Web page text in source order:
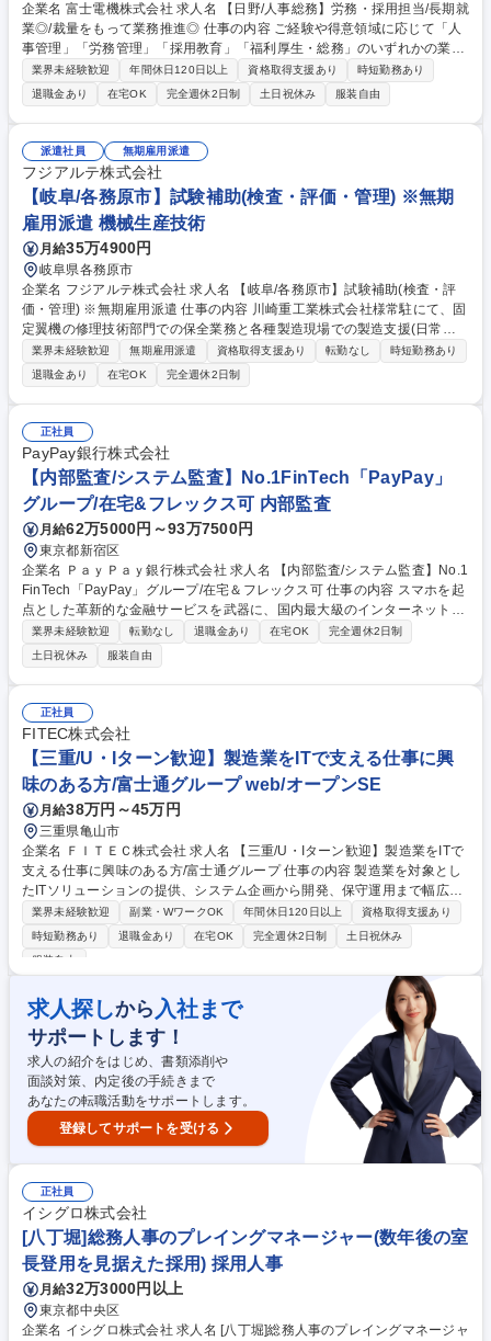
企業名 富士電機株式会社 求人名 【日野/人事総務】労務・採用担当/長期就
業◎/裁量をもって業務推進◎ 仕事の内容 ご経験や得意領域に応じて「人
事管理」「労務管理」「採用教育」「福利厚生・総務」のいずれかの業務
をお任せします。現場マネジメント層と連携し、組織の成長を支える役割
です。 以下のいずれかからスタートし、将来的には幅広い業務を経験しま
す。 (1)人事管理:異動・配置、評価、人員・人件費計画 (2)労務管理:労働
組合窓口、労使協議会運営、勤怠等の環境整備 (3)採用教育:新卒・中途採
用の企画実行、教育企画、昇格試験運営 (4)福利厚生・総務:寮・社宅の管
理、各種制度運営 募集職種 【日野/人事総務】労務・採用担当/長期就業◎/
裁量をもって業務推進◎
業界未経験歓迎 年間休日120日以上 資格取得支援あり
時短勤務あり
退職金あり
在宅OK 完全週休2日制 土日祝休み 服装自由
派遣社員 無期雇用派遣
フジアルテ株式会社
【岐阜/各務原市】試験補助(検査・評価・管理) ※無期
雇用派遣 機械生産技術
月給35万4900円
岐阜県各務原市
企業名 フジアルテ株式会社 求人名 【岐阜/各務原市】試験補助(検査・評
価・管理) ※無期雇用派遣 仕事の内容 川崎重工業株式会社様常駐にて、固
定翼機の修理技術部門での保全業務と各種製造現場での製造支援(日常点
検・工具や設備の管理・3Dプリンターを使用した治具作製)をご担当いた
だきます。 川崎重工業は、航空機分野において高い技術力を持つメーカー
で、防衛省向けの固定翼哨戒機や輸送機の開発・製造を担っています。 ま
た、ボーイングなど海外大手メーカー向けに、旅客機の機体構造部品 (胴
体・主翼など)を供給しており、国際共同開発にも参画しています。航空
機エンジン部品の製造や整備事業にも強みを持ち、日本の航空産業を支え
る中核企業の一つです。【使用ツール】3D CAD(使用できると望ましい)
募集職種 【岐阜/各務原市】試験補助(検査・評価・管理) ※無期雇用派遣
業界未経験歓迎 無期雇用派遣 資格取得支援あり 転勤なし
時短勤務あり
退職金あり
在宅OK 完全週休2日制
正社員
PayPay銀行株式会社
【内部監査/システム監査】No.1FinTech「PayPay」
グループ/在宅&フレックス可 内部監査
月給62万5000円～93万7500円
東京都新宿区
企業名 ＰａｙＰａｙ銀行株式会社 求人名 【内部監査/システム監査】No.1
FinTech「PayPay」グループ/在宅＆フレックス可 仕事の内容 スマホを起
点とした革新的な金融サービスを武器に、国内最大級のインターネット銀
行として成長を続けるPayPay銀行のシステム監査チームにて、システム
領域の個別監査計画の策定、実査、報告書作成を担います。 ■リスクの変
化を踏まえた個別監査計画および点検項目の設計 ■データ分析や現場ヒア
リングを通じた実態把握 ■重大リスクの分析／評価および事業成長につな
がる改善提案の立案 ■監査結果の取りまとめ、経営層とのディスカッショ
ンを通じた意思決定支援 【組織ミッション】リスクの“早期発見”と“改善支
援”を通じ、金融機関としての堅牢性とテクノロジー企業としてのスピー
ドや革新性の両立を実現する。 募集職種 【内部監査/システム監査】No.1
FinTech「PayPay」グループ/在宅＆フレックス可
業界未経験歓迎 転勤なし 退職金あり 在宅OK
完全週休2日制
土日祝休み
服装自由
正社員
FITEC株式会社
【三重/U・Iターン歓迎】製造業をITで支える仕事に興
味のある方/富士通グループ web/オープンSE
月給38万円～45万円
三重県亀山市
企業名 ＦＩＴＥＣ株式会社 求人名 【三重/U・Iターン歓迎】製造業をITで
支える仕事に興味のある方/富士通グループ 仕事の内容 製造業を対象とし
たITソリューションの提供、システム企画から開発、保守運用まで幅広い
業務エリアをチームで顧客サポートします。当社は顧客のプライム企業で
あり、他社案件の下請け業務はありません。 製造業に於けるAI活用やDX
ソリューションによる工場のスマートファクトリー化等の業務にも取り組
業界未経験歓迎 副業・WワークOK 年間休日120日以上
資格取得支援あり
時短勤務あり
退職金あり 在宅OK 完全週休2日制
土日祝休み
服装自由
求人探しから 入社まで
サポートします！
求人の紹介をはじめ、書類添削や
面談対策、内定後の手続きまで
あなたの転職活動をサポートします。
登録してサポートを受ける
正社員
イシグロ株式会社
[八丁堀]総務人事のプレイングマネージャー(数年後の室
長登用を見据えた採用) 採用人事
月給32万3000円以上
東京都中央区
企業名 イシグロ株式会社 求人名 [八丁堀]総務人事のプレイングマネージャ